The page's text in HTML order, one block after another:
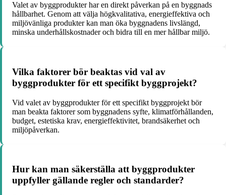
Valet av byggprodukter har en direkt påverkan på en byggnads
hållbarhet. Genom att välja högkvalitativa, energieffektiva och
miljövänliga produkter kan man öka byggnadens livslängd,
minska underhållskostnader och bidra till en mer hållbar miljö.
Vilka faktorer bör beaktas vid val av
byggprodukter för ett specifikt byggprojekt?
Vid valet av byggprodukter för ett specifikt byggprojekt bör
man beakta faktorer som byggnadens syfte, klimatförhållanden,
budget, estetiska krav, energieffektivitet, brandsäkerhet och
miljöpåverkan.
Hur kan man säkerställa att byggprodukter
uppfyller gällande regler och standarder?